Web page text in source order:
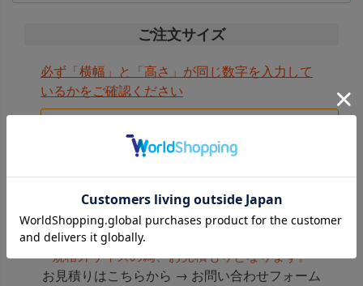
確認！
横幅のサイズ＝?＋?＋?
高さのサイズ＝?＋?
高さのサイズ＝?＋?
になっているかを必ずご確認くださ
ご注文サイズ
必ず「横幅」と「高さ」が同じ数字を入力して
いるかをご確認ください
お客様のオーダーラグ価格
31,350円(税込)
規格外サイズの為、お見積もりとなります。
お見積りはこちらから → お問い合わせフォーム